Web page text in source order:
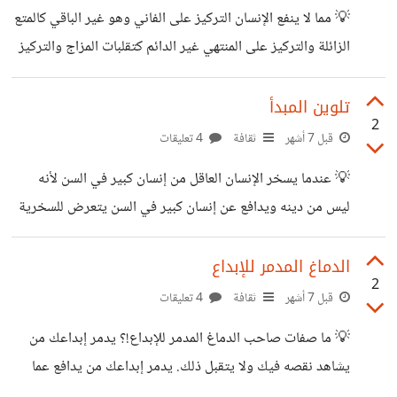
للمكان الذي فيه من حث غيره على إهمال الدنيا لكن هو لم يهمل
الدنيا بل
💡 مما لا ينفع الإنسان التركيز على الفاني وهو غير الباقي كالمتع
الزائلة والتركيز على المنتهي غير الدائم كتقلبات المزاج والتركيز
على المندثر كالأحداث القابلة للنسيان والتركيز على المتقلب
كتذبذب المشاعر المتبدلة والتركيز على غير الثابت كالكلام غير
النافع والتركيز على غير المستقر كالمواقف الطارئة والتركيز على
العقل. لماذا التركيز على ما لا ينفع يضر الإنسان!؟ التركيز على ما
لا ينفع الإنسان عقليا وعلميا يشغل العقل فترة من الزمن فيما
يقلل من
2
تلوين المبدأ
قبل 7 أشهر ثقافة
💡 عندما يسخر الإنسان العاقل من إنسان كبير في السن لأنه
ليس من دينه ويدافع عن إنسان كبير في السن يتعرض للسخرية
لأنه من دينه نفهم أن المبدأ الذي يستند عليه هذا الإنسان
المتناقض ملون. عندما تصادف إنسان عاقل يقلل من إنسان
مصاب بعلة طبية مثل الإعاقة الفكرية أو الإعاقة البدنية لأنه
غيره يسخر من مصاب بعلة طبية كالتي ذكرناها لأن المستهدف
من جنسيته نكتشف بأن إنسانية هذا الإنسان المتلون غير
2
الدماغ المدمر للإبداع
قبل 7 أشهر ثقافة
💡 ما صفات صاحب الدماغ المدمر للإبداع!؟ يدمر إبداعك من
يشاهد نقصه فيك ولا يتقبل ذلك. يدمر إبداعك من يدافع عما